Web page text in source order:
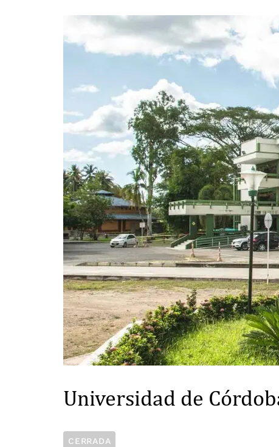
Universidad de
CERRADA